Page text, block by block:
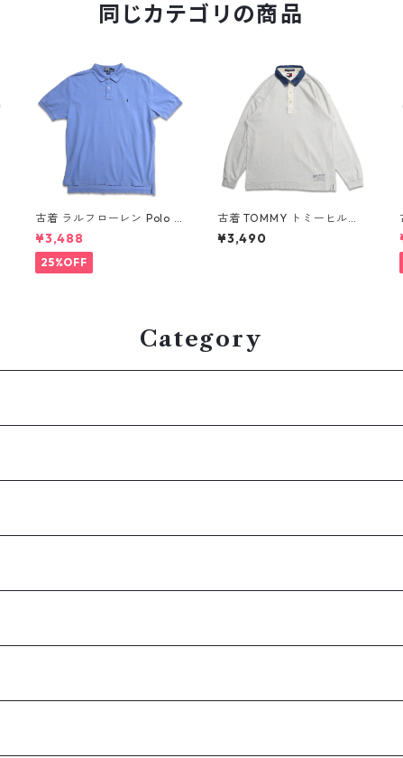
同じカテゴリの商品
古着 ラルフローレン Polo R
alph Lauren 半袖 ポロシャ
ツ ワンポイント 鹿の子 ライ
トブルー 表記：XL gd410
384n w60805
¥3,488
25%OFF
古着 TOMMY トミーヒルフ
ィガー 長袖ポロシャツ ネイ
ビー 表記：XL gd409055
¥3,490
Category